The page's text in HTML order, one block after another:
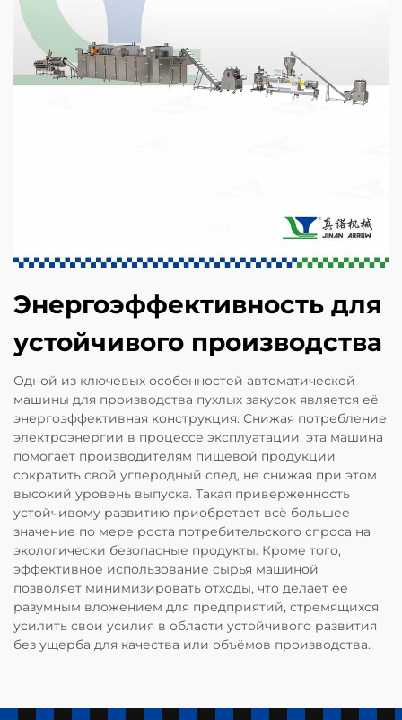
Энергоэффективность для
устойчивого производства
Одной из ключевых особенностей автоматической
машины для производства пухлых закусок является её
энергоэффективная конструкция. Снижая потребление
электроэнергии в процессе эксплуатации, эта машина
помогает производителям пищевой продукции
сократить свой углеродный след, не снижая при этом
высокий уровень выпуска. Такая приверженность
устойчивому развитию приобретает всё большее
значение по мере роста потребительского спроса на
экологически безопасные продукты. Кроме того,
эффективное использование сырья машиной
позволяет минимизировать отходы, что делает её
разумным вложением для предприятий, стремящихся
усилить свои усилия в области устойчивого развития
без ущерба для качества или объёмов производства.